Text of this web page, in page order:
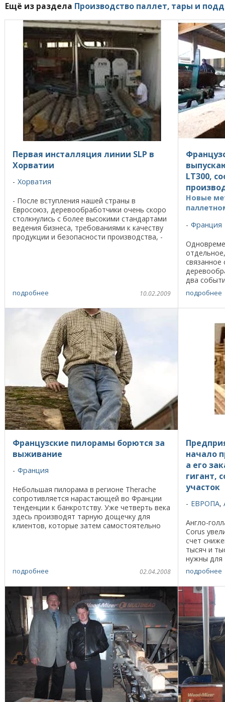
Ещё из раздела Производство паллет, тары и
Первая инсталляция линии SLP в
Хорватии
Хорватия
- После вступления нашей страны в
Евросоюз, деревообработчики очень скоро
столкнулись с более высокими стандартами
ведения бизнеса, требованиями к качеству
продукции и безопасности производства, -
подробнее 10.02.2009
LT300,
Новые
Франция
два
Однако
подробнее
Французские пилорамы борются за
выживание
Франция
Небольшая пилорама в регионе Therache
сопротивляется нарастающей во Франции
тенденции к банкротству. Уже четверть века
здесь производят тарную дощечку для
клиентов, которые затем самостоятельно
подробнее 02.04.2008
начало
а его
гигант,
участок
ЕВРОПА,
Англо-
Corus
счет
тысяч и
нужны для
по
гигант, с ...
подробнее